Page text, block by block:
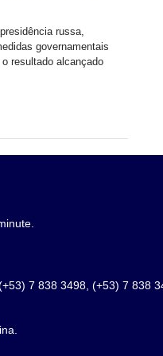
russa,
governamentais
resultado alcançado
7 838 3498, (+53) 7 838